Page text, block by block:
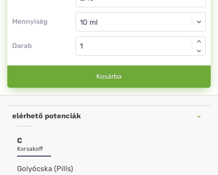
Mennyiség
Oldat
Darab
Kosárba
elérhető potenciák
C
Korsakoff
Golyócska (Pills)